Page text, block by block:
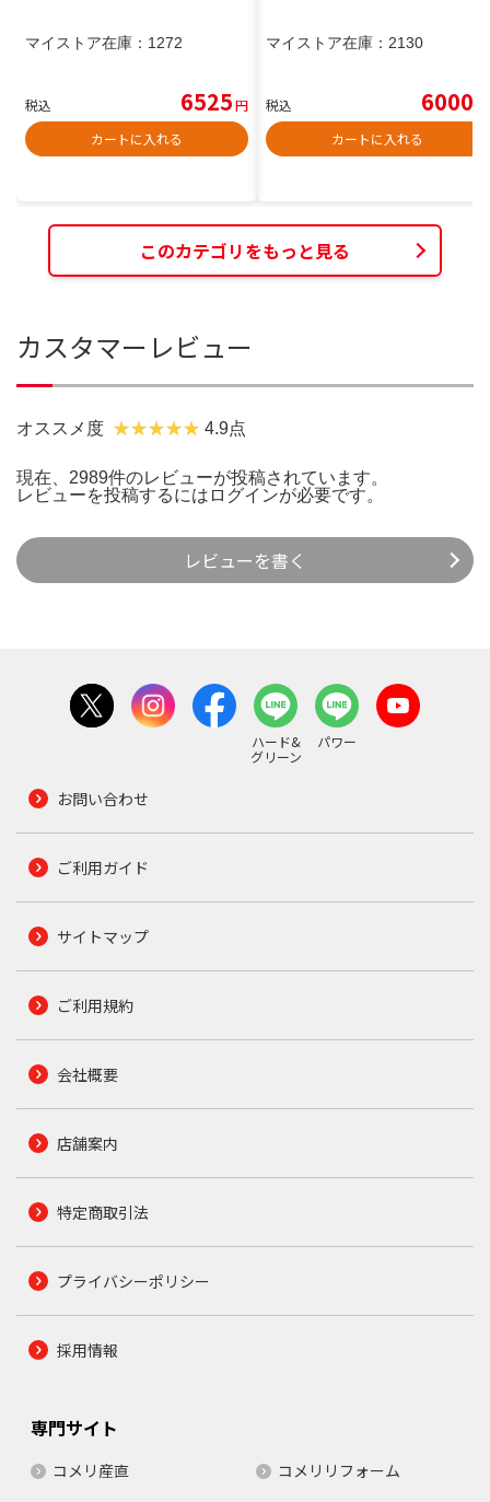
マイストア在庫： 1272
税込 6525円
カートに入れる
マイストア在庫： 2130
税込 6000
カートに入れる
このカテゴリをもっと見る
カスタマーレビュー
オススメ度 4.9点
現在、2989件のレビューが投稿されています。
レビューを投稿するには ログインが必要です。
レビューを書く
ハード&
グリーン
パワー
お問い合わせ
ご利用ガイド
サイトマップ
ご利用規約
会社概要
店舗案内
特定商取引法
プライバシーポリシー
採用情報
専門サイト
コメリ産直
コメリリフォーム